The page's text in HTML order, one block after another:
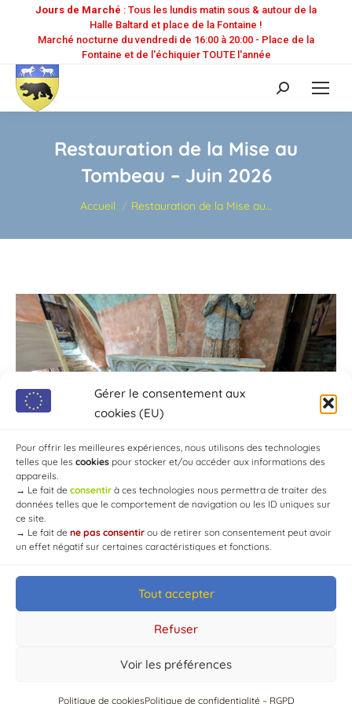
Gérer le consentement aux
cookies (EU)
Pour offrir les meilleures expériences, nous utilisons des technologies
telles que les cookies pour stocker et/ou accéder aux informations des
appareils.
→ Le fait de consentir à ces technologies nous permettra de traiter des
données telles que le comportement de navigation ou les ID uniques sur
ce site.
→ Le fait de ne pas consentir ou de retirer son consentement peut avoir
un effet négatif sur certaines caractéristiques et fonctions.
Tout accepter
Refuser
Voir les préférences
Politique de cookiesPolitique de confidentialité – RGPD
Jours de Marché : Tous les lundis matin sous & autour de la
Halle Baltard et place de la Fontaine !
Marché nocturne du vendredi de 16:00 à 20:00 - Place de la
Fontaine et de l'échiquier TOUTE l'année
Recherche
:
Restauration de la Mise au
Tombeau – Juin 2026
Vous êtes ici :
Accueil Restauration de la Mise au…
© Mairie de Chaource [2004-2024] | Tous droits réservés.
Developed byWEB3-DESIGN